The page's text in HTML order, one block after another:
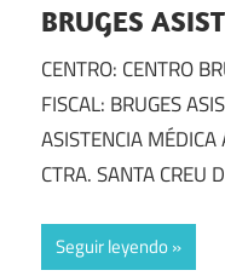
BRUGES
CENTRO: CENTRO
FISCAL: BRUGES
ASISTENCIA
CTRA. SANTA CREU
Seguir leyendo